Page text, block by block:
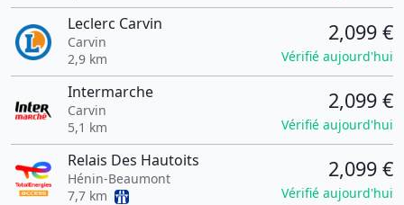
Leclerc Carvin
Carvin
2,9 km
2,099 €
Vérifié aujourd'hui
Intermarche
Carvin
5,1 km
2,099 €
Vérifié aujourd'hui
Relais Des Hautoits
Hénin-Beaumont
7,7 km
2,099 €
Vérifié aujourd'hui